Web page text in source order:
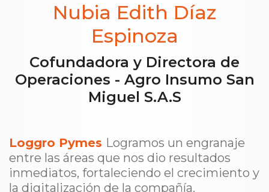
Nubia Edith Díaz
Espinoza
Cofundadora y Directora de
Operaciones - Agro Insumo San
Miguel S.A.S
Loggro Pymes Logramos un engranaje
entre las áreas que nos dio resultados
inmediatos, fortaleciendo el crecimiento y
la digitalización de la compañía.